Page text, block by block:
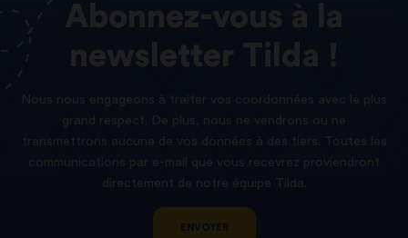
Abonnez-vous
la
newsletter
Tilda !
Nous nous engageons à traiter vos coordonnées avec le plus
grand respect. De plus, nous ne vendrons ou ne
transmettrons aucune de vos données à des tiers. Toutes les
communications par e-mail que vous recevrez proviendront
directement de notre équipe Tilda.
ENVOYER